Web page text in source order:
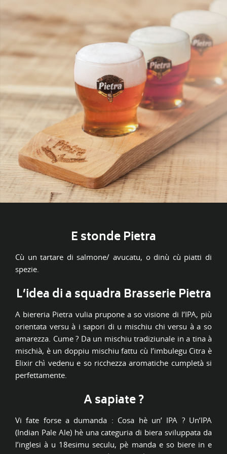
E stonde Pietra
Cù un tartare di salmone/ avucatu, o dinù cù piatti di
spezie.
L’idea di a squadra Brasserie Pietra
A biereria Pietra vulia prupone a so visione di l’IPA, più
orientata versu à i sapori di u mischiu chi versu à a so
amarezza. Cume ? Da un mischiu tradiziunale in a tina à
mischià, è un doppiu mischiu fattu cù l’imbulegu Citra è
Elixir chì vedenu e so ricchezza aromatiche cumpletà si
perfettamente.
A sapiate ?
Vi fate forse a dumanda : Cosa hè un’ IPA ? Un’IPA
(Indian Pale Ale) hè una categuria di biera sviluppata da
l’inglesi à u 18esimu seculu, pè manda e so biere in e